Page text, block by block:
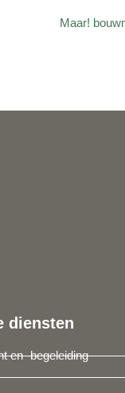
diensten
en -begeleiding